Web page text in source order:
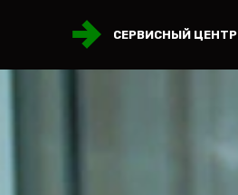
СЕРВИСНЫЙ ЦЕНТР